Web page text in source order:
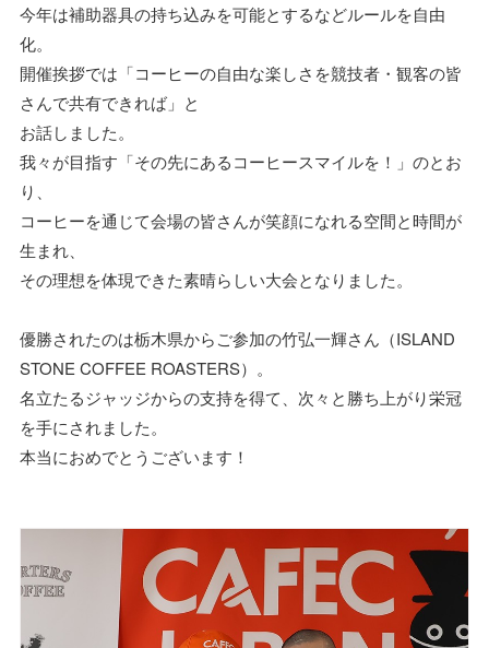
今年は補助器具の持ち込みを可能とするなどルールを自由
化。
開催挨拶では「コーヒーの自由な楽しさを競技者・観客の皆
さんで共有できれば」と
お話しました。
我々が目指す「その先にあるコーヒースマイルを！」のとお
り、
コーヒーを通じて会場の皆さんが笑顔になれる空間と時間が
生まれ、
その理想を体現できた素晴らしい大会となりました。
優勝されたのは栃木県からご参加の竹弘一輝さん（ISLAND
STONE COFFEE ROASTERS）。
名立たるジャッジからの支持を得て、次々と勝ち上がり栄冠
を手にされました。
本当におめでとうございます！